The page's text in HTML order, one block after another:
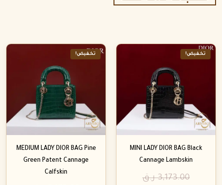
تخفيض!
MINI LADY DIOR BAG Black
Cannage Lambskin
3,173.00 ر.ق
تخفيض!
MEDIUM LADY DIOR BAG Pine
Green Patent Cannage
Calfskin